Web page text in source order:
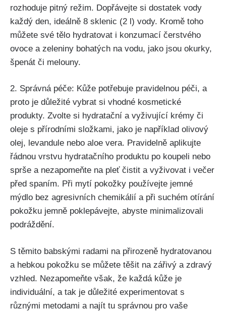
rozhoduje pitný režim.⁤ Dopřávejte si ⁣dostatek vody
každý ⁤den, ⁣ideálně 8 sklenic (2 l) vody. Kromě toho
můžete své ⁣tělo hydratovat i konzumací čerstvého ​
ovoce a zeleniny⁢ bohatých na vodu, jako jsou okurky,
špenát ⁣či ⁣melouny.
2. Správná péče: Kůže potřebuje​ pravidelnou péči, a ​
proto je⁣ důležité vybrat ‌si vhodné kosmetické
produkty. Zvolte si⁣ hydratační ‌a vyživující krémy či
oleje s přírodními ⁤složkami, jako⁢ je ‍například olivový
olej, levandule‍ nebo aloe‍ vera. ​Pravidelně​ aplikujte
řádnou vrstvu hydratačního produktu‍ po koupeli ⁤nebo
sprše a nezapomeňte na pleť čistit‍ a vyživovat i večer​
před spaním. ​Při ⁤mytí ⁣pokožky používejte ‌jemné
mýdlo bez agresivních chemikálií a při suchém otírání
pokožku‍ jemně poklepávejte, abyste minimalizovali
podráždění. ​
S těmito⁤ babskými radami‍ na přirozeně hydratovanou
a hebkou ⁢pokožku se můžete těšit na zářivý a‍ zdravý
⁢vzhled. Nezapomeňte však, že každá kůže je
individuální, a tak je důležité experimentovat ‌s
různými⁤ metodami ‌a najít tu správnou pro vaše